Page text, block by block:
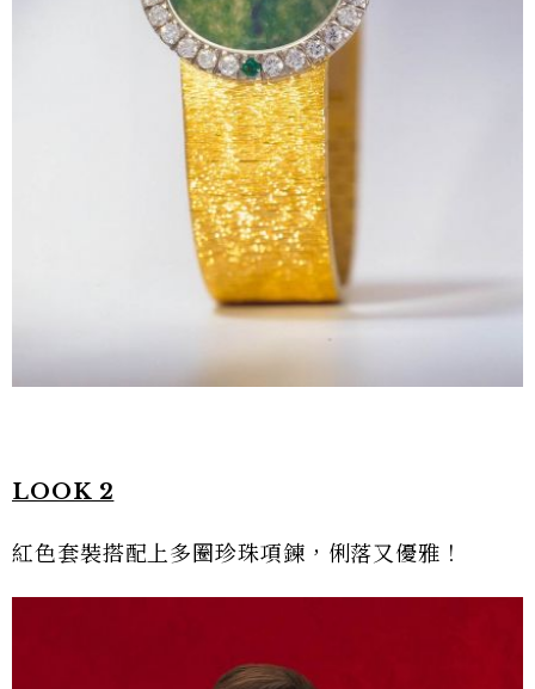
LOOK 2
紅色套裝搭配上多圈珍珠項鍊，俐落又優雅！